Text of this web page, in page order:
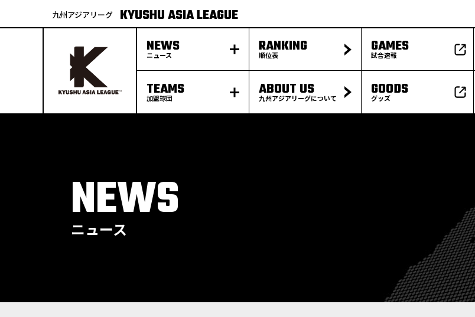
九州アジアリーグ KYUSHU ASIA LEAGUE
NEWS
ニュース
TEAMS
加盟球団
RANKING
順位表
ABOUT US
九州アジアリーグについて
GAMES
試合速報
GOODS
グッズ
NEWS
ニュース